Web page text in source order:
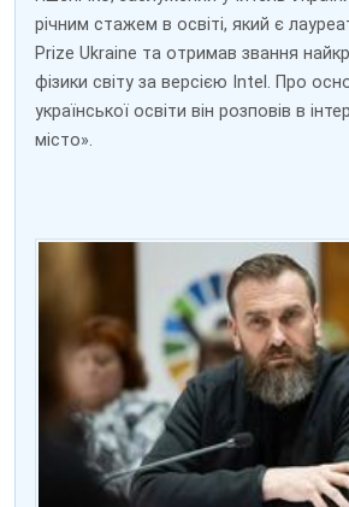
річним стажем в освіті, який є
Prize Ukraine та отримав звання
фізики світу за версією Intel. Про
української освіти він розповів в
місто».